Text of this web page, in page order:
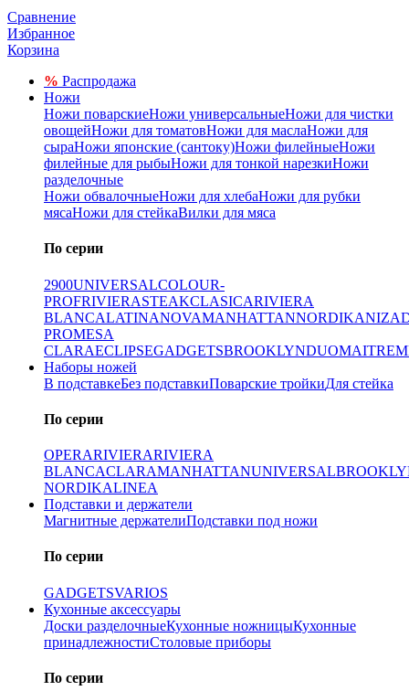
Сравнение
Избранное
Корзина
% Распродажа
Ножи
Ножи поварскиеНожи универсальныеНожи для чистки
овощейНожи для томатовНожи для маслаНожи для
сыраНожи японские (сантоку)Ножи филейныеНожи
филейные для рыбыНожи для тонкой нарезкиНожи
разделочные
Ножи обвалочныеНожи для хлебаНожи для рубки
мясаНожи для стейкаВилки для мяса
По серии
2900UNIVERSALCOLOUR-
PROFRIVIERASTEAKCLASICARIVIERA
BLANCALATINANOVAMANHATTANNORDIKANIZA
PROMESA
CLARAECLIPSEGADGETSBROOKLYNDUOMAITRE
Наборы ножей
В подставкеБез подставкиПоварские тройкиДля стейка
По серии
OPERARIVIERARIVIERA
BLANCACLARAMANHATTANUNIVERSAL
NORDIKALINEA
Подставки и держатели
Магнитные держателиПодставки под ножи
По серии
GADGETSVARIOS
Кухонные аксессуары
Доски разделочныеКухонные ножницыКухонные
принадлежностиСтоловые приборы
По серии